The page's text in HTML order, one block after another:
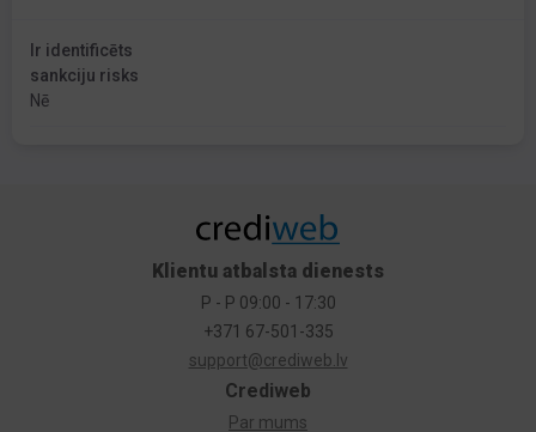
Ir identificēts
sankciju risks
Nē
Crediweb
Par mums
Klientu atbalsta dienests
P - P 09:00 - 17:30
+371 67-501-335
support@crediweb.lv